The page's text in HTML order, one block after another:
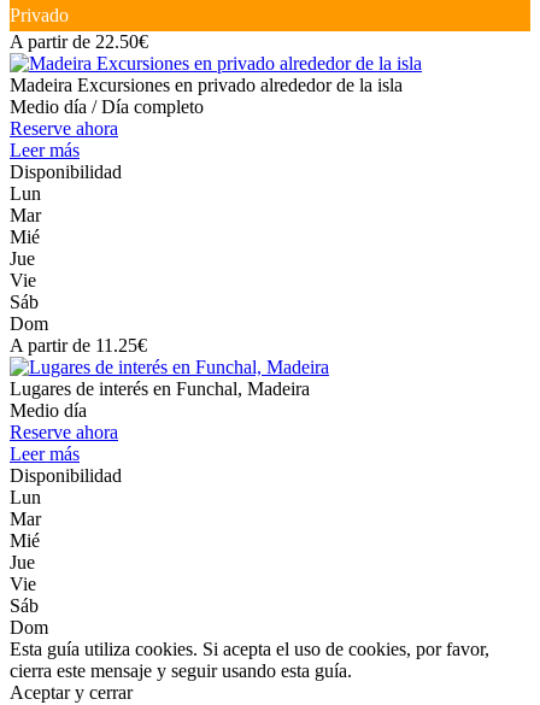
Privado
A partir de 22.50€
Madeira Excursiones en privado alrededor de la isla
Medio día / Día completo
Reserve ahora
Leer más
Disponibilidad
Lun
Mar
Mié
Jue
Vie
Sáb
Dom
A partir de 11.25€
Lugares de interés en Funchal, Madeira
Medio día
Reserve ahora
Leer más
Disponibilidad
Lun
Mar
Mié
Jue
Vie
Sáb
Dom
Esta guía utiliza cookies. Si acepta el uso de cookies, por favor,
cierra este mensaje y seguir usando esta guía.
Aceptar y cerrar